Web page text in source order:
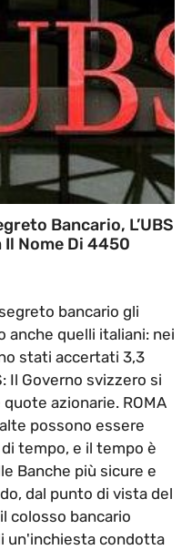
Bancario, L’UBS
Il Nome Di 4450
bancario gli
anche quelli italiani: nei
stati accertati 3,3
Il Governo svizzero si
azionarie. ROMA
possono essere
tempo, e il tempo è
Banche più sicure e
dal punto di vista del
colosso bancario
un'inchiesta condotta